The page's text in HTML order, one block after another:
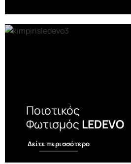
Ποιοτικός
Φωτισμός LEDEVO
Δείτε περισσότερα